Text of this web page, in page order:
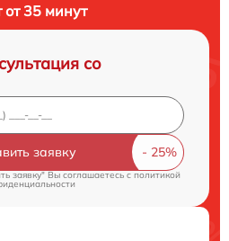
35 минут
со
заявку
заявку" Вы соглашаетесь cполитикой